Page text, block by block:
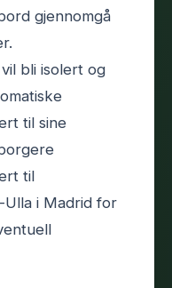
gjennomgå
bli isolert og
til sine
til
i Madrid for